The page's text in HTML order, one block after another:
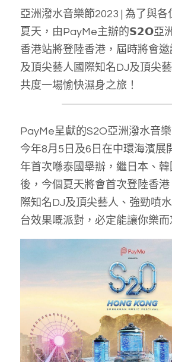
亞洲潑水音樂節2023 | 為了與各
夏天，由PayMe主辦的𝗦𝟮𝗢亞
香港站將登陸香港，屆時將會
及頂尖藝人國際知名DJ及頂尖
共度一場愉快濕身之旅！
PayMe呈獻的S2O亞洲潑水音
今年8月5日及6日在中環海濱展
年首次喺泰國舉辦，繼日本、
後，今個夏天將會首次登陸香港
際知名DJ及頂尖藝人、強勁噴
台效果嘅派對，必定能讓你樂而